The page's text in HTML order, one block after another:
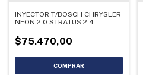
INYECTOR T/BOSCH CHRYSLER
NEON 2.0 STRATUS 2.4
$75.470,00